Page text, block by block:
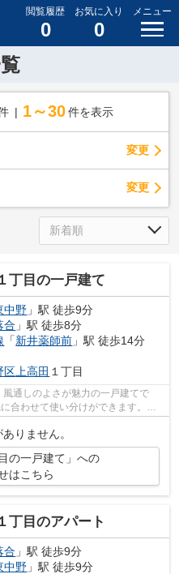
閲覧履歴
0
お気に入り
0
メニュー
1～30 件を表示
変更
変更
丁目の一戸建て
中野 」駅 徒歩9分
合 」駅 徒歩8分
「新井薬師前 」駅 徒歩14分
区 上高田 １丁目
通しのよさが魅力の一戸建てで
合わせて使い分けができます。戸
りません。
の一戸建て」への
はこちら
丁目のアパート
合 」駅 徒歩9分
中野 」駅 徒歩9分